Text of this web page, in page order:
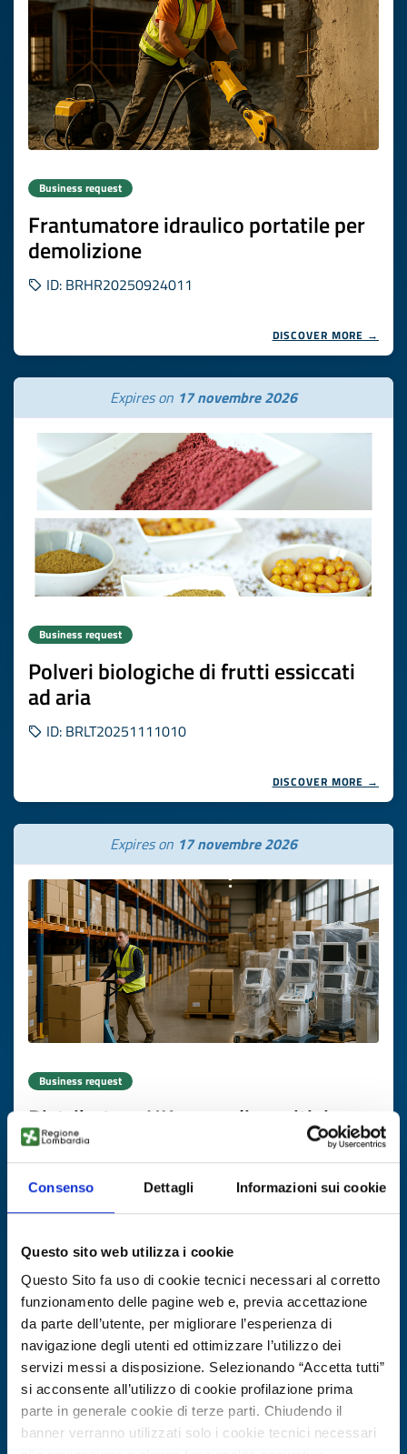
Consenso Dettagli Informazioni sui cookie
Questo sito web utilizza i cookie
Questo Sito fa uso di cookie tecnici necessari al corretto
funzionamento delle pagine web e, previa accettazione
da parte dell’utente, per migliorare l’esperienza di
navigazione degli utenti ed ottimizzare l’utilizzo dei
servizi messi a disposizione. Selezionando “Accetta tutti”
si acconsente all’utilizzo di cookie profilazione prima
parte in generale cookie di terze parti. Chiudendo il
banner verranno utilizzati solo i cookie tecnici necessari
Business request
Frantumatore idraulico portatile per
demolizione
ID: BRHR20250924011
DISCOVER MORE →
Expires on 17 novembre 2026
Business request
Polveri biologiche di frutti essiccati
ad aria
ID: BRLT20251111010
DISCOVER MORE →
Expires on 17 novembre 2026
Business request
Distributore UK cerca dispositivi
medici innovativi
ID: BOGB20251110009
Expires on13 novembre 2026